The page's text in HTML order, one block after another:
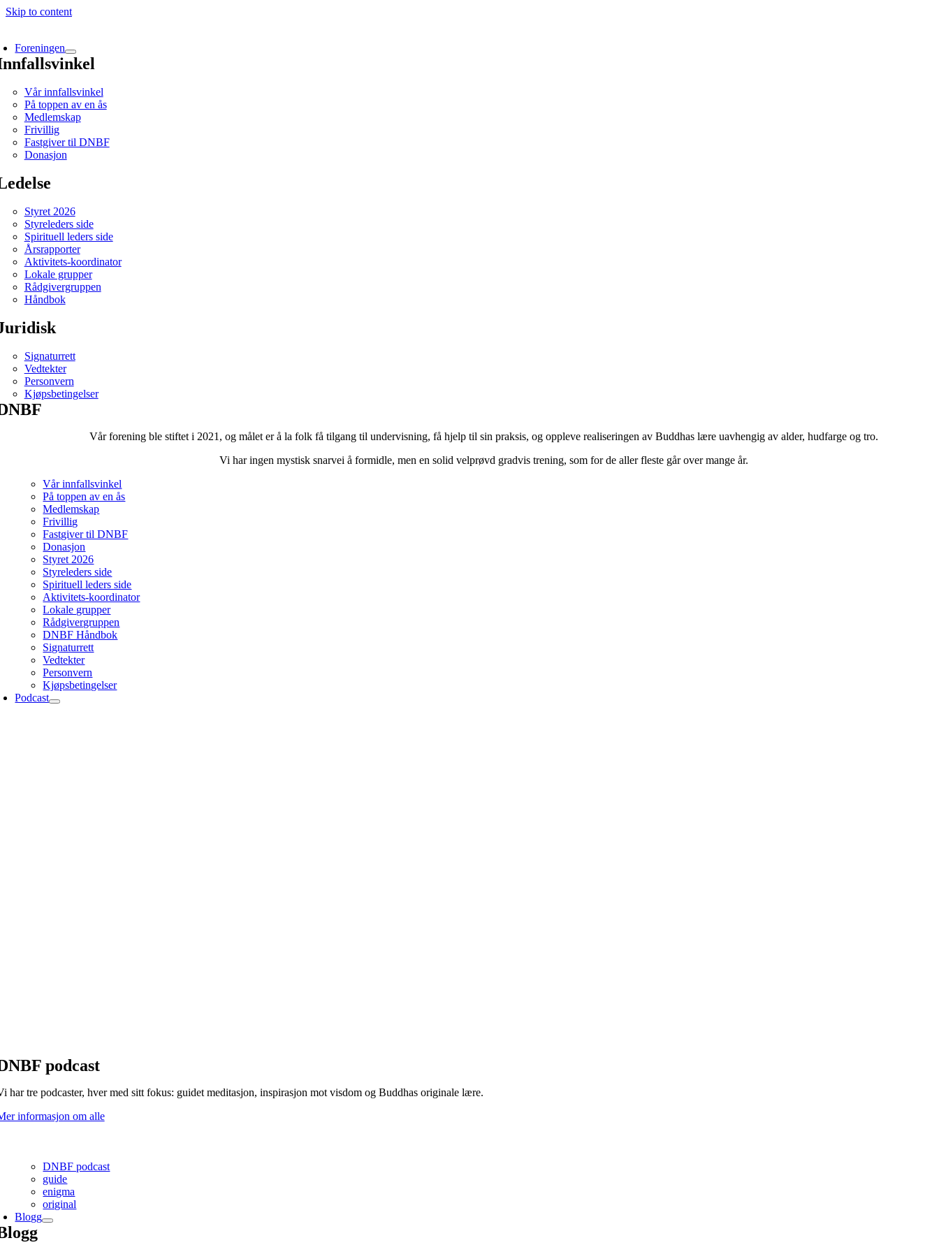
Skip to content
Foreningen
Vår innfallsvinkel
På toppen av en ås
Medlemskap
Frivillig
Fastgiver til DNBF
Donasjon
Styret 2026
Styreleders side
Spirituell leders side
Årsrapporter
Aktivitets-koordinator
Lokale grupper
Rådgivergruppen
Håndbok
Signaturrett
Vedtekter
Personvern
Kjøpsbetingelser
Vår forening ble stiftet i 2021, og målet er å la folk få tilgang til undervisning, få hjelp til sin praksis, og oppleve realiseringen av Buddhas lære uavhengig av alder, hudfarge og tro.
Vi har ingen mystisk snarvei å formidle, men en solid velprøvd gradvis trening, som for de aller fleste går over mange år.
Vår innfallsvinkel
På toppen av en ås
Medlemskap
Frivillig
Fastgiver til DNBF
Donasjon
Styret 2026
Styreleders side
Spirituell leders side
Aktivitets-koordinator
Lokale grupper
Rådgivergruppen
DNBF Håndbok
Signaturrett
Vedtekter
Personvern
Kjøpsbetingelser
Podcast
podcast
har tre podcaster, hver med sitt fokus: guidet meditasjon, inspirasjon mot visdom og Buddhas originale lære.
informasjon om alle
DNBF podcast
guide
enigma
original
Blogg